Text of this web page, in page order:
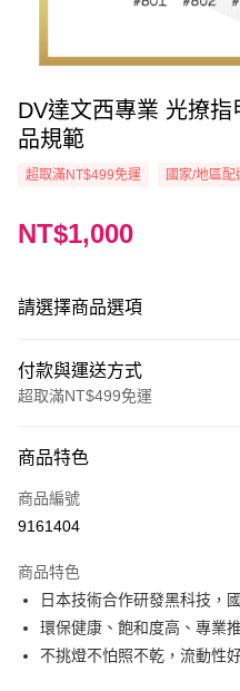
DV達文西專業 光撩
品規範
超取滿NT$499免運 國家/地區配
NT$1,000
請選擇商品選項
付款與運送方式
超取滿NT$499免運
信用卡一次付款
信用卡分期付款
合作金庫商業銀行
華南商業銀行
上海商業儲蓄銀行
國泰世華商業銀行
6 期 0 利率 每期
華南商業銀行
上海商業儲蓄銀行
超商取貨付款
LINE Pay
商品特色
商品編號
9161404
商品特色
日本技術合作研發黑科技，
環保健康、飽和度高、專業
不挑燈不怕照不乾，流動性